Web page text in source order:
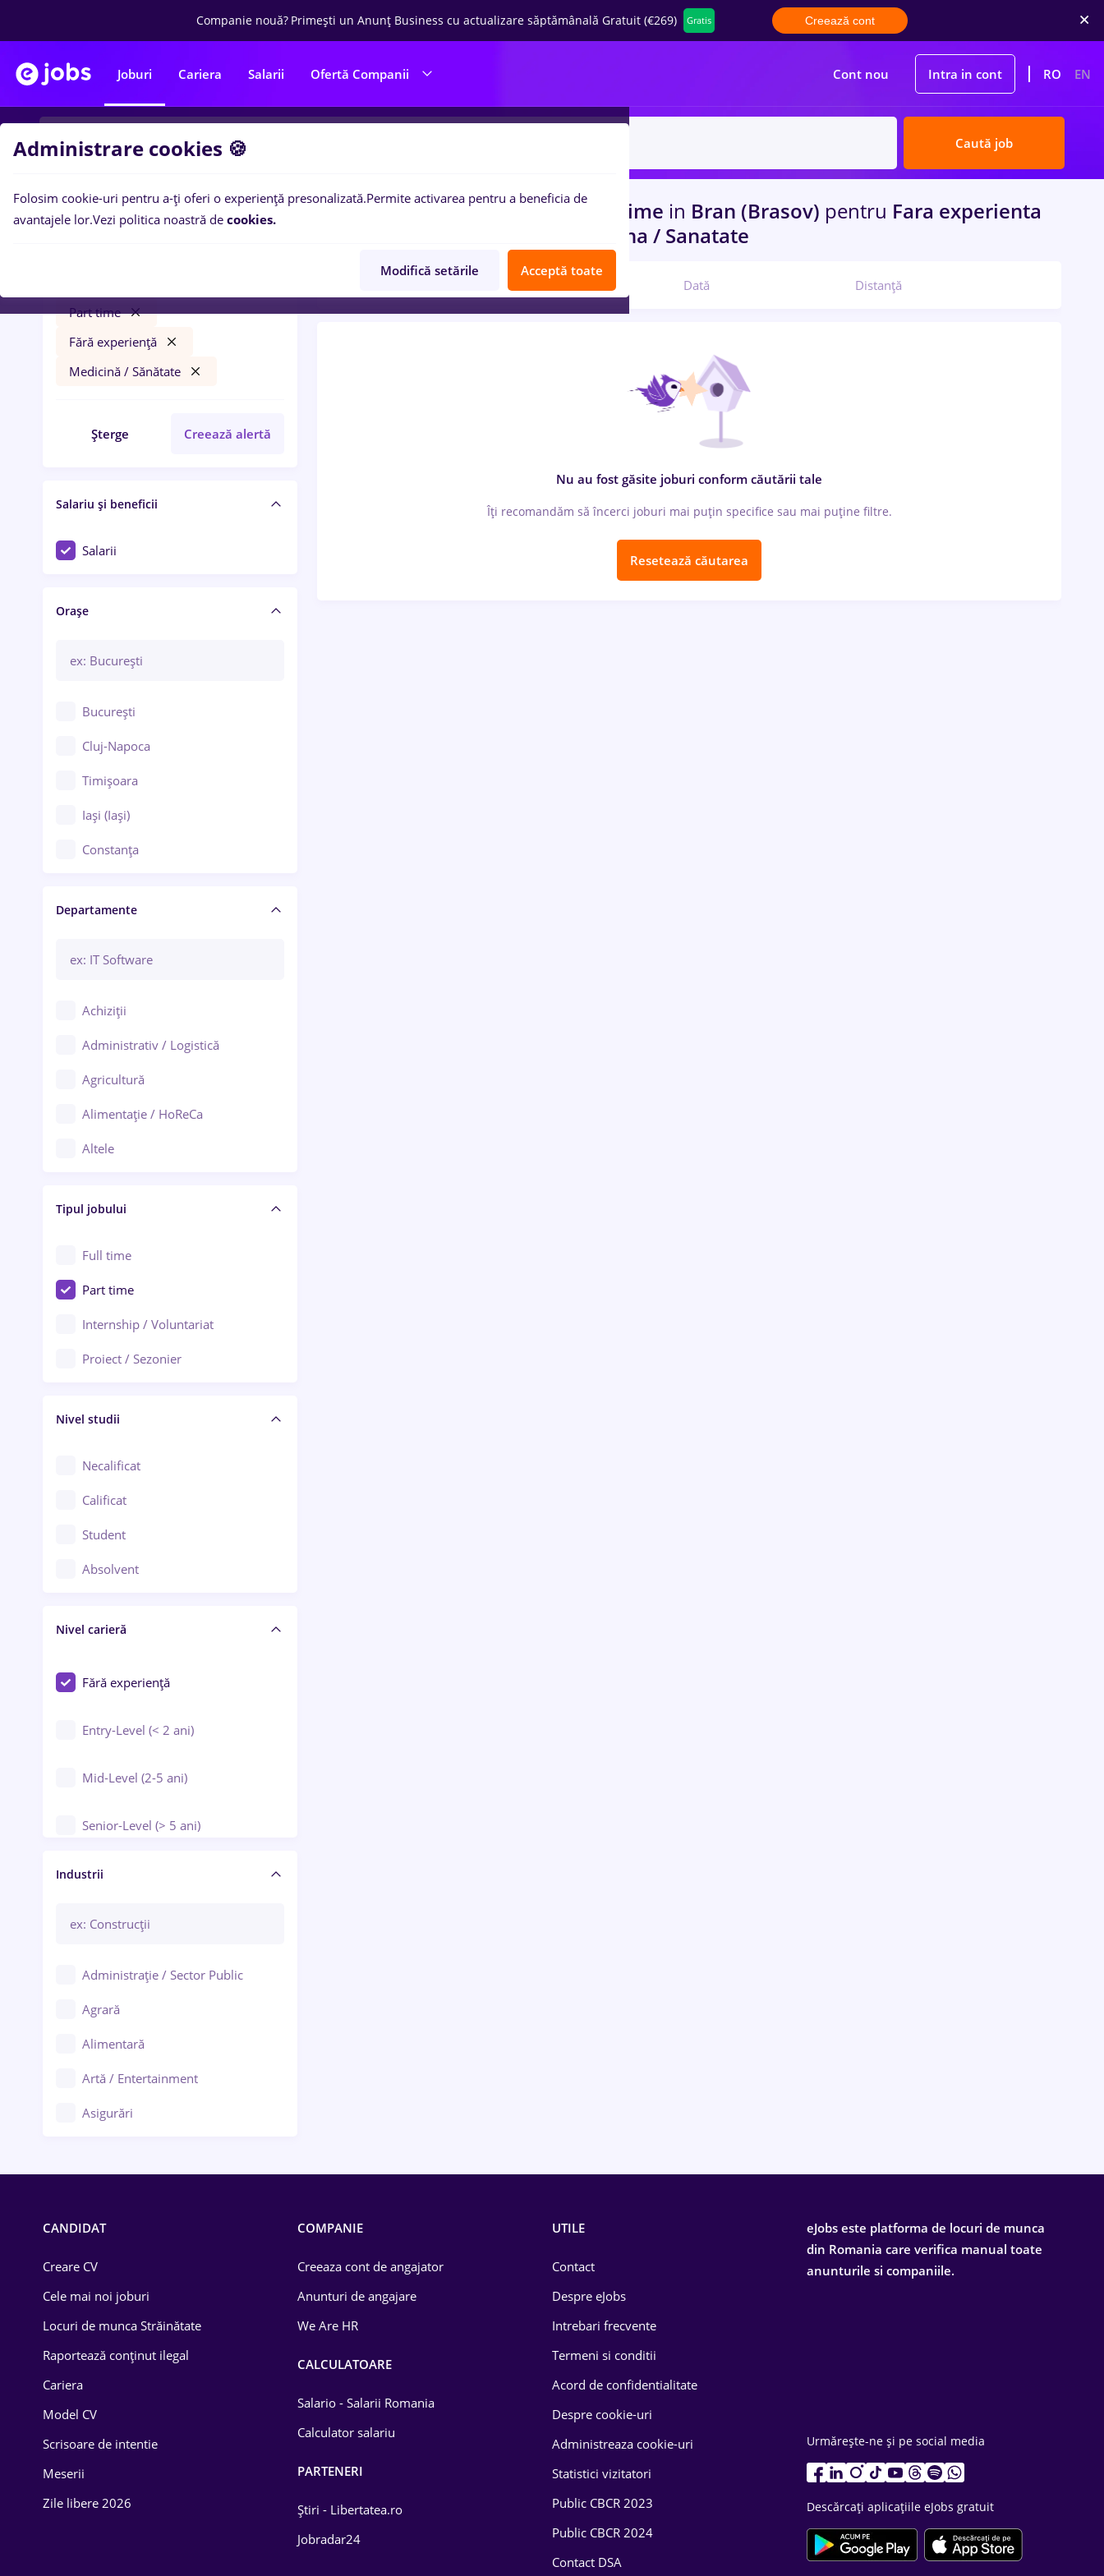
Companie nouă? Primești un Anunț Business cu actualizare săptămânală Gratuit (€269) Gratis Creează cont
Joburi Cariera Salarii Ofertă Companii Cont nou Intra in cont RO EN
Caută job
Filtre
Part time
Fără experiență
Medicină / Sănătate
Șterge Creează alertă
Salariu și beneficii
Salarii
Orașe
București
Cluj-Napoca
Timișoara
Iași (Iași)
Constanța
Brașov
Bacău
Galați (Galați)
Ploiești
Arad
Baia Mare
Bârlad
Bistrița (Bistrița-Năsăud)
Departamente
Achiziții
Administrativ / Logistică
Agricultură
Alimentație / HoReCa
Altele
Asigurări
Au pair / Babysitter / Curățenie
Audit / Consultanță
Auto / Echipamente
Automatizări
Cercetare - dezvoltare
Chimie / Biochimie
Confecții / Design vestimentar
Construcții / Instalații
Controlul calității
Educație / Training / Arte
Tipul jobului
Full time
Part time
Internship / Voluntariat
Proiect / Sezonier
Nivel studii
Necalificat
Calificat
Student
Absolvent
Nivel carieră
Fără experiență
Entry-Level (< 2 ani)
Mid-Level (2-5 ani)
Senior-Level (> 5 ani)
Manager / Executiv
Industrii
Administrație / Sector Public
Agrară
Alimentară
Artă / Entertainment
Asigurări
Drept
Educație / Training
Energetică
Farma
0locuri de muncacu salarii Part time in Bran (Brasov) pentru Fara experienta
Transport / Distributie, Medicina / Sanatate
Relevanță Dată Distanță
Nu au fost găsite joburi conform căutării tale
Îți recomandăm să încerci joburi mai puțin specifice sau mai puține filtre.
Resetează căutarea
CANDIDAT
Creare CV
Cele mai noi joburi
Locuri de munca Străinătate
Raportează conținut ilegal
Cariera
Model CV
Scrisoare de intentie
Meserii
Zile libere 2026
COMPANIE
Creeaza cont de angajator
Anunturi de angajare
We Are HR
CALCULATOARE
Salario - Salarii Romania
Calculator salariu
PARTENERI
Știri - Libertatea.ro
Jobradar24
UTILE
Contact
Despre eJobs
Intrebari frecvente
Termeni si conditii
Acord de confidentialitate
Despre cookie-uri
Administreaza cookie-uri
Statistici vizitatori
Public CBCR 2023
Public CBCR 2024
Contact DSA
eJobs este platforma de locuri de munca
din Romania care verifica manual toate
anunturile si companiile.
Urmărește-ne și pe social media
Descărcați aplicațiile eJobs gratuit
Administrare cookies 🍪
Folosim cookie-uri pentru a-ți oferi o experiență presonalizată.Permite activarea pentru a beneficia de
avantajele lor.Vezi politica noastră de cookies.
Modifică setările Acceptă toate